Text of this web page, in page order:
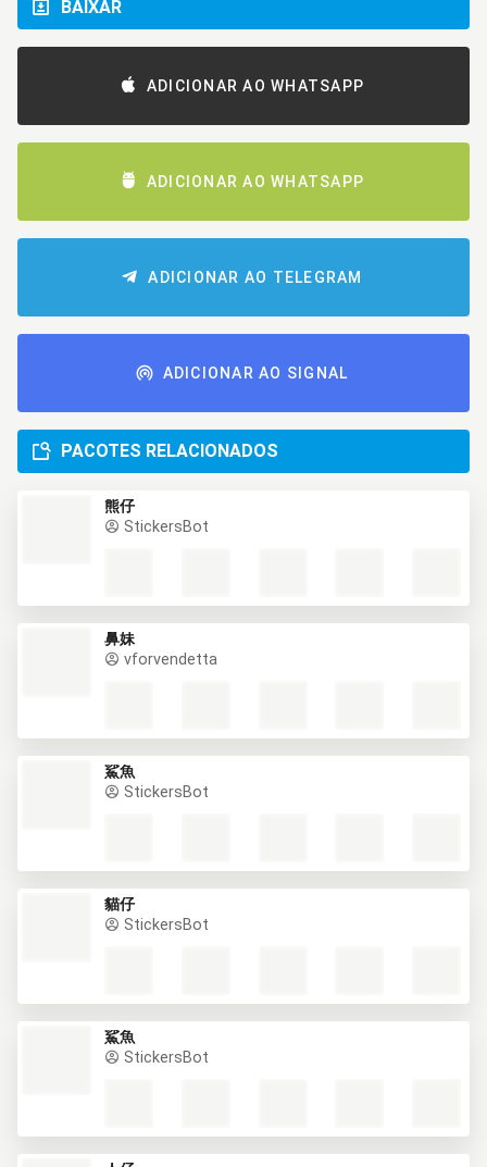
BAIXAR
ADICIONAR AO WHATSAPP
ADICIONAR AO WHATSAPP
ADICIONAR AO TELEGRAM
ADICIONAR AO SIGNAL
PACOTES RELACIONADOS
熊仔
StickersBot
鼻妹
vforvendetta
鯊魚
StickersBot
貓仔
StickersBot
鯊魚
StickersBot